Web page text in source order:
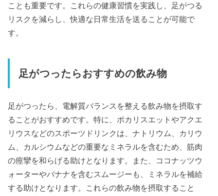
ことも重要です。これらの健康習慣を実践し、足がつる
リスクを減らし、快適な日常生活を送ることが可能で
す。
足がつったらおすすめの飲み物
足がつったら、電解質バランスを整える飲み物を摂取す
ることがおすすめです。特に、ポカリスエットやアクエ
リウスなどのスポーツドリンクは、ナトリウム、カリウ
ム、カルシウムなどの重要なミネラルを含むため、筋肉
の痙攣を和らげる助けとなります。また、ココナッツウ
ォーターやバナナを含むスムージーも、ミネラルを補給
する助けとなります。これらの飲み物を摂取すること